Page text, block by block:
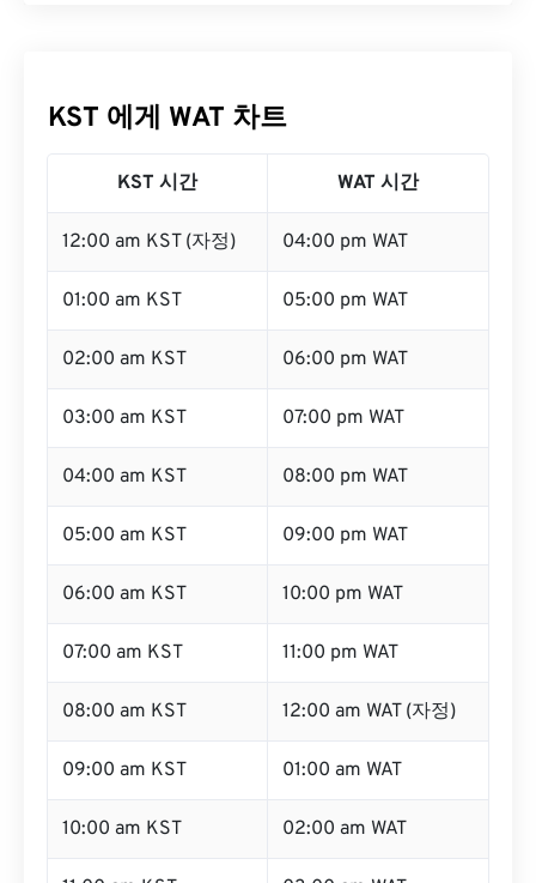
KST 에게 WAT 차트
KST 시간 WAT 시간
12:00 am KST (자정) 04:00 pm WAT
01:00 am KST 05:00 pm WAT
02:00 am KST 06:00 pm WAT
03:00 am KST 07:00 pm WAT
04:00 am KST 08:00 pm WAT
05:00 am KST 09:00 pm WAT
06:00 am KST 10:00 pm WAT
07:00 am KST 11:00 pm WAT
08:00 am KST 12:00 am WAT (자정)
09:00 am KST 01:00 am WAT
10:00 am KST 02:00 am WAT